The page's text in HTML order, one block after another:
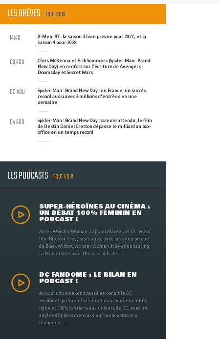
LES BRÈVES TOUT VOIR
X-Men '97 : la saison 3 bien prévue pour 2027, et la
saison 4 pour 2028
14:40
Chris McKenna et Erik Sommers (Spider-Man : Brand
New Day) en renfort sur l'écriture de Avengers :
Doomsday et Secret Wars
06 AOU
Spider-Man : Brand New Day : en France, un succès
record aussi avec 3 millions d'entrées en une
semaine
05 AOU
Spider-Man : Brand New Day : comme attendu, le film
de Destin Daniel Cretton dépasse le milliard au box-
office en un temps record
04 AOU
LES PODCASTS TOUT VOIR
SUPER-HÉROÏNES AU CINÉMA :
UN DÉBAT 100% FÉMININ EN
PODCAST !
Après Wonder Woman, Captain Marvel, et le récent
film Birds of Prey, mais aussi avec la venue proche
de Black Widow, Wonder Woman 1984 et un casting
très diversifié pour The Eternals, les ...
DC FANDOME : LE BILAN EN
PODCAST !
Au cours du weekend passé se tenait le DC
Fandome, premier évènement intégralement en
ligne et 100% consacré aux univers de DC, avec un
angle définitivement axé sur les adaptations
filmiques ...